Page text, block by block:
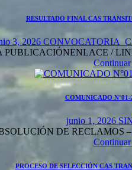
RESULTADO FINAL CAS
3, 2026
/
COMUNICADO
junio 1, 2026
DE RECLAMOS
PROCESO DE SELECCIÓN CAS